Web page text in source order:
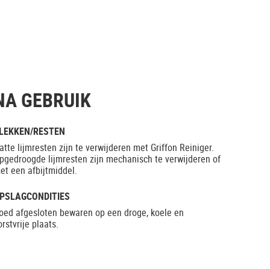
GEBRUIK
RESTEN
lijmresten zijn te verwijderen met Griffon Reiniger.
lijmresten zijn mechanisch te verwijderen of
een afbijtmiddel.
afgesloten bewaren op een droge, koele en
plaats.